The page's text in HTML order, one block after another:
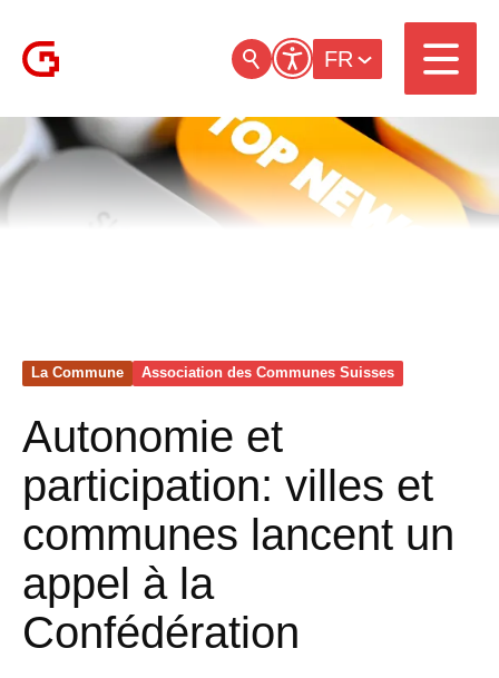
FR
La Commune Association des Communes Suisses
Autonomie et
participation: villes et
communes lancent un
appel à la
Confédération